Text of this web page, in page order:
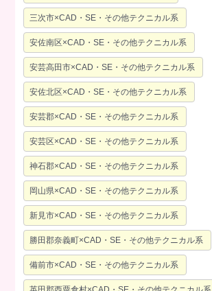
三次市×CAD・SE・その他テクニカル系
安佐南区×CAD・SE・その他テクニカル系
安芸高田市×CAD・SE・その他テクニカル系
安佐北区×CAD・SE・その他テクニカル系
安芸郡×CAD・SE・その他テクニカル系
安芸区×CAD・SE・その他テクニカル系
神石郡×CAD・SE・その他テクニカル系
岡山県×CAD・SE・その他テクニカル系
新見市×CAD・SE・その他テクニカル系
勝田郡奈義町×CAD・SE・その他テクニカル系
備前市×CAD・SE・その他テクニカル系